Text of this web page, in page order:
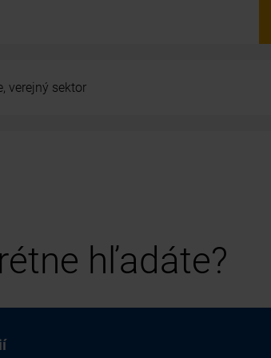
verejný sektor
hľadáte?